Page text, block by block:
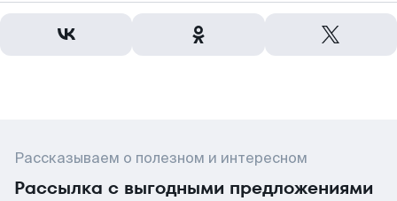
Рассказываем о полезном и интересном
Рассылка с выгодными предложениями